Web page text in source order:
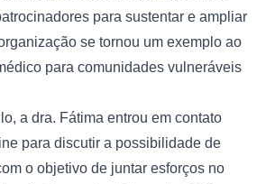
para sustentar e ampliar
se tornou um exemplo ao
para comunidades vulneráveis
a dra. Fátima entrou em contato
para discutir a possibilidade de
o objetivo de juntar esforços no